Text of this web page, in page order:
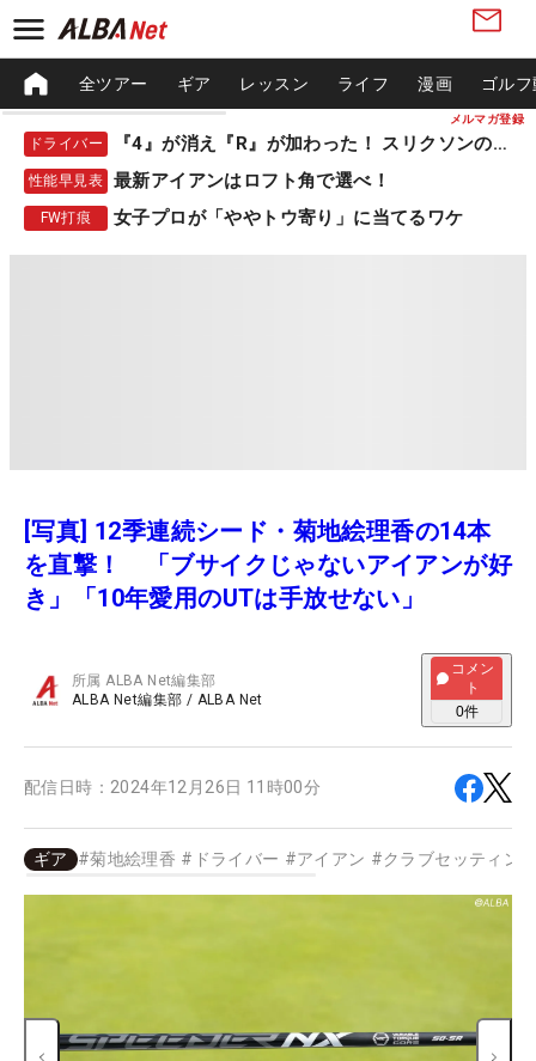
メルマガ登録
全ツアー ギア レッスン ライフ 漫画 ゴル
ドライバー 『4』が消え『R』が加わった！ スリクソンの新作
性能早見表 最新アイアンはロフト角で選べ！
FW打痕 女子プロが「ややトウ寄り」に当てるワケ
[写真] 12季連続シード・菊地絵理香の14本
を直撃！ 「ブサイクじゃないアイアンが好
き」「10年愛用のUTは手放せない」
所属ALBA Net編集部
ALBA Net編集部 / ALBA Net
コメン
ト
0件
配信日時： 2024年12月26日 11時00分
ギア #菊地絵理香 # ドライバー #アイアン #クラブセッティン